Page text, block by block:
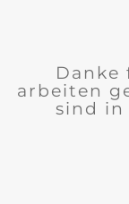
Danke
arbeiten
sind in